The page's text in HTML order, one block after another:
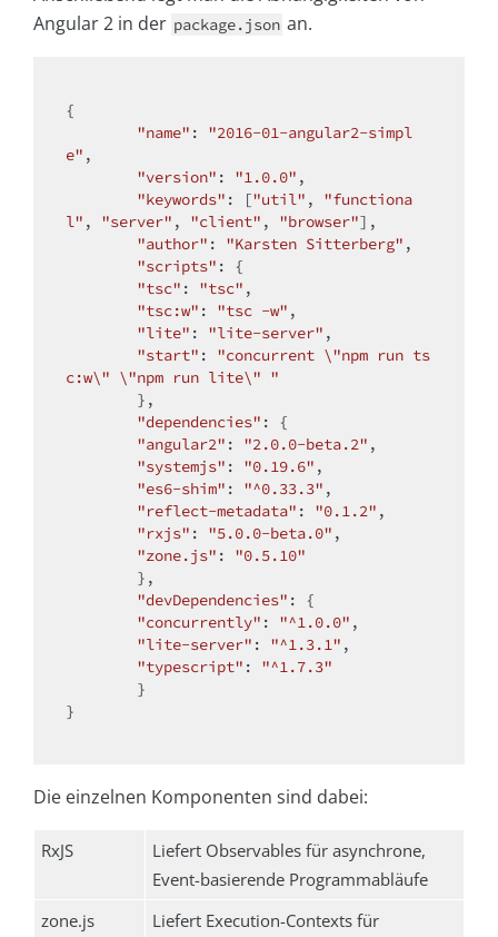
Angular 2 in der package.json an.
{
"name" : "2016-01-angular2-simpl
e" ,
"version" : "1.0.0" ,
"keywords" : ["util" , "functiona
l" , "server" , "client" , "browser"],
"author" : "Karsten Sitterberg" ,
"scripts" : {
"tsc" : "tsc" ,
"tsc:w" : "tsc -w" ,
"lite" : "lite-server" ,
"start" : "concurrent \"npm run ts
c:w\" \"npm run lite\" "
"dependencies" : {
"angular2" : "2.0.0-beta.2" ,
"systemjs" : "0.19.6" ,
"es6-shim" : "^0.33.3" ,
"reflect-metadata" : "0.1.2" ,
"rxjs" : "5.0.0-beta.0" ,
"zone.js" : "0.5.10"
"devDependencies" : {
"concurrently" : "^1.0.0" ,
"lite-server" : "^1.3.1" ,
"typescript" : "^1.7.3"
}
Die einzelnen Komponenten sind dabei:
RxJS
Liefert Observables für asynchrone,
Event-basierende Programmabläufe
zone.js
Liefert Execution-Contexts für